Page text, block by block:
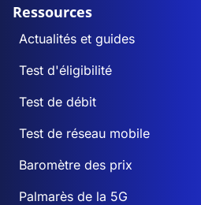
Ressources
Actualités et guides
Test d'éligibilité
Test de débit
Test de réseau mobile
Baromètre des prix
Palmarès de la 5G